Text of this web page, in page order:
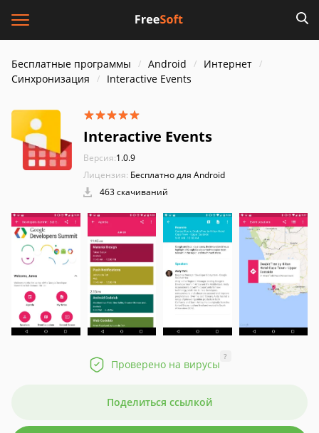
Бесплатные программы Android
Интернет
Синхронизация
Interactive Events
Interactive Events
Версия:1.0.9
Лицензия: Бесплатно для Android
463 скачиваний
Проверено на вирусы
?
Поделиться ссылкой